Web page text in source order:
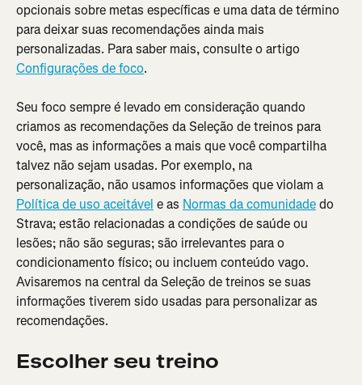
opcionais sobre metas específicas e uma data de término
para deixar suas recomendações ainda mais
personalizadas. Para saber mais, consulte o artigo
Configurações de foco.
Seu foco sempre é levado em consideração quando
criamos as recomendações da Seleção de treinos para
você, mas as informações a mais que você compartilha
talvez não sejam usadas. Por exemplo, na
personalização, não usamos informações que violam a
Política de uso aceitável e as Normas da comunidade do
Strava; estão relacionadas a condições de saúde ou
lesões; não são seguras; são irrelevantes para o
condicionamento físico; ou incluem conteúdo vago.
Avisaremos na central da Seleção de treinos se suas
informações tiverem sido usadas para personalizar as
recomendações.
Escolher seu treino